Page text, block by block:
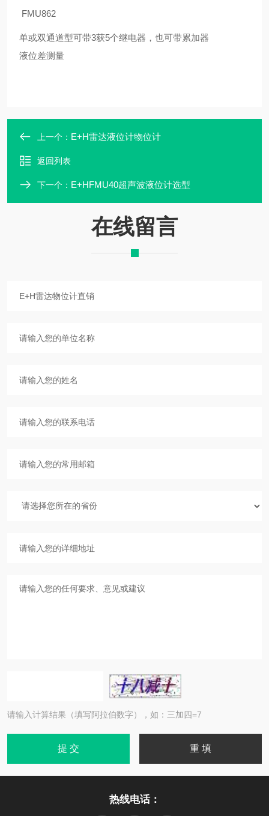
FMU862
单或双通道型可带3获5个继电器，也可带累加器
液位差测量
上一个： E+H雷达液位计物位计
返回列表
下一个： E+HFMU40超声波液位计选型
在线留言
请输入计算结果（填写阿拉伯数字），如：三加四=7
热线电话：